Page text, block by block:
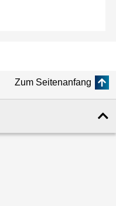
Zum Seitenanfang